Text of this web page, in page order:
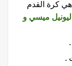
هي كرة القدم
ميسي و